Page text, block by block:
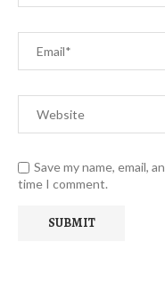
Save my name, email,
time I comment.